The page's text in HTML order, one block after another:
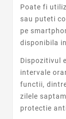
Poate fi
sau puteti
pe
disponibila
Dispozitivul
intervale
functii,
zilele
protectie